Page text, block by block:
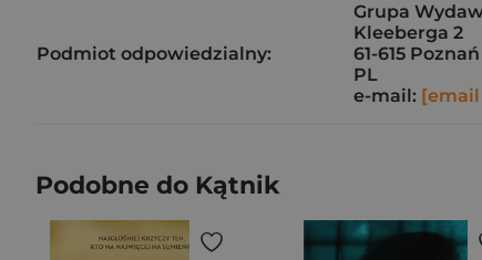
Podmiot odpowiedzialny:
Grupa
Kleeberga 2
61-615 Poznań
PL
e-mail:
Podobne do Kątnik